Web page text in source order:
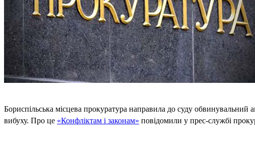
Бориспільська місцева прокуратура направила до суду
вибуху. Про це «Конфліктам і законам» повідомили у прес-службі